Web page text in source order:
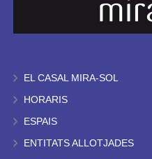
EL CASAL MIRA-SOL
HORARIS
ESPAIS
ENTITATS ALLOTJADES